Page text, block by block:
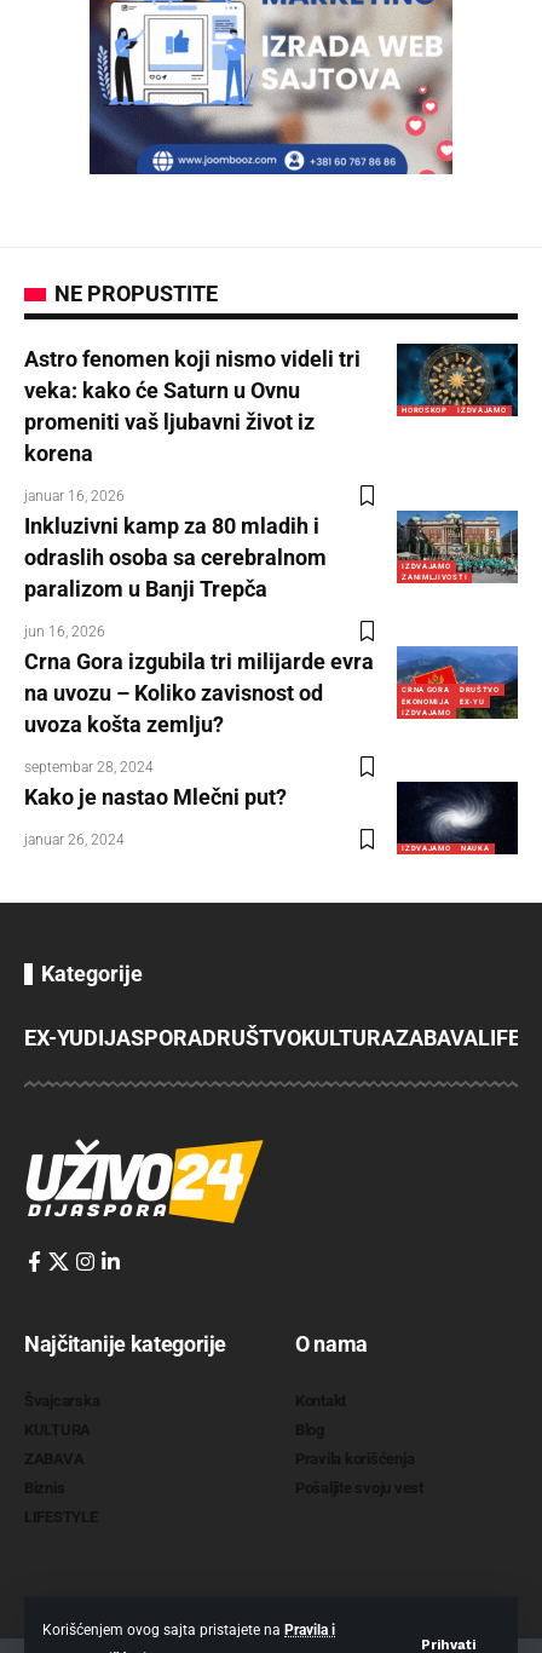
Korišćenjem ovog sajta pristajete na Pravila i
Prihvati
NE PROPUSTITE
HOROSKOP IZDVAJAMO
Astro fenomen koji nismo videli tri
veka: kako će Saturn u Ovnu
promeniti vaš ljubavni život iz
korena
januar 16, 2026
IZDVAJAMO
ZANIMLJIVOSTI
Inkluzivni kamp za 80 mladih i
odraslih osoba sa cerebralnom
paralizom u Banji Trepča
jun 16, 2026
CRNA GORA
DRUŠTVO
EKONOMIJA
EX-YU
IZDVAJAMO
Crna Gora izgubila tri milijarde evra
na uvozu – Koliko zavisnost od
uvoza košta zemlju?
septembar 28, 2024
IZDVAJAMO NAUKA
Kako je nastao Mlečni put?
januar 26, 2024
Kategorije
EX-YUDIJASPORADRUŠTVOKULTURAZABAVA
Najčitanije kategorije O nama